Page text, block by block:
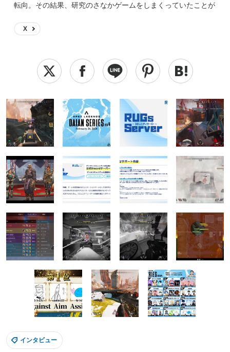
転向。その結果、研究のさなかゲームをしまくっていたことが
ろしくお願いします。
X
インタビュー